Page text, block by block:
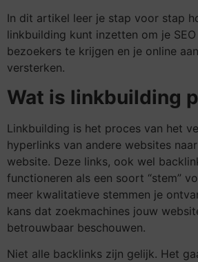
In dit artikel leer je stap voor stap
linkbuilding kunt inzetten om je
bezoekers te krijgen en je online
versterken.
Wat is linkbuilding
Linkbuilding is het proces van het
hyperlinks van andere websites
website. Deze links, ook wel
functioneren als een soort “stem”
meer kwalitatieve stemmen je
kans dat zoekmachines jouw
betrouwbaar beschouwen.
Niet alle backlinks zijn gelijk. Het